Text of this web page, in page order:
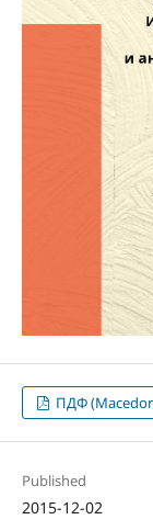
ПДФ
Published
2015-12-02